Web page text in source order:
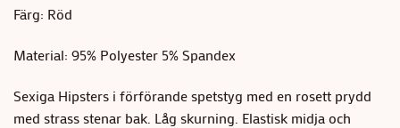
Färg: Röd
Material: 95% Polyester 5% Spandex
Sexiga Hipsters i förförande spetstyg med en rosett prydd
med strass stenar bak. Låg skurning. Elastisk midja och